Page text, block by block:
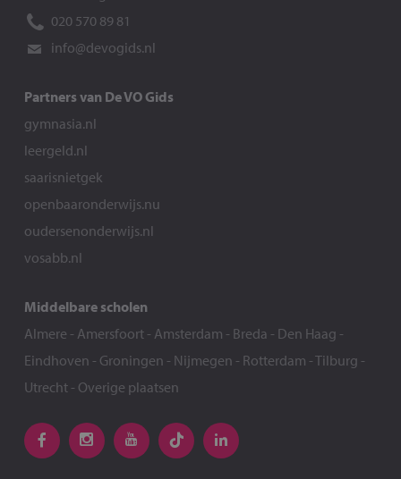
020 570 89 81
info@devogids.nl
Partners van De VO Gids
gymnasia.nl
leergeld.nl
saarisnietgek
openbaaronderwijs.nu
oudersenonderwijs.nl
vosabb.nl
Middelbare scholen
Almere - Amersfoort- Amsterdam - Breda - Den Haag -
Eindhoven - Groningen - Nijmegen - Rotterdam -Tilburg -
Utrecht- Overige plaatsen